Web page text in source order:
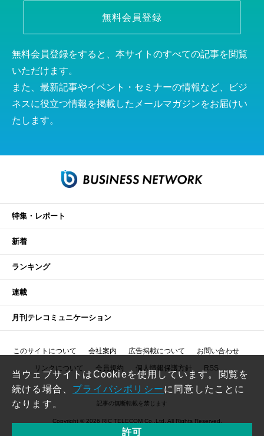
無料会員登録
無料会員登録をすると、本サイトのすべての記事を閲覧
いただけます。
また、最新記事やイベント・セミナーの情報など、ビジ
ネスに役立つ情報を掲載したメールマガジンをお届けい
たします。
特集・レポート
新着
ランキング
連載
月刊テレコミュニケーション
このサイトについて 会社案内 広告掲載について お問い合わせ
リンクについて 会員規約 個人情報保護方針 RSS
記事の無断転載を禁じます
Copyright © 2026 RIC TELECOM Co.,Ltd. All Rights Reserved.
当ウェブサイトはCookieを使用しています。閲覧を
続ける場合、 プライバシポリシーに同意したことに
なります。
許可